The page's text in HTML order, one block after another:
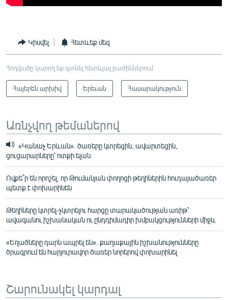
Կիսվել Հետևեք մեզ
Հոդվածը կարող եք գտնել հետևյալ բաժիններում
Հայերեն արխիվ Երեւան Հասարակություն
Առնչվող թեմաներով
«Կանաչ Երևան». ծառերը կտրեցին, ավարտեցին,
ցուցարարները՝ ոտքի ելան
Ովքե՞ր են որոշել, որ Թումանյան փողոցի թեղիներին հուդայածառեր
պետք է փոխարինեն
Թեղիները կտրել-չկտրելու հարցը տարակածության առիթ՝
ավագանու իշխանական ու ընդդիմադիր խմբակցությունների միջև
«Եղածները դարն ապրել են». քաղաքային իշխանությունները
ծրագրում են հարյուրավոր ծառեր նորերով փոխարինել
Շարունակել կարդալ